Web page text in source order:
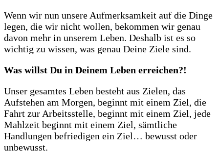
Wenn wir nun unsere Aufmerksamkeit auf die Dinge
legen, die wir nicht wollen, bekommen wir genau
davon mehr in unserem Leben. Deshalb ist es so
wichtig zu wissen, was genau Deine Ziele sind.
Was willst Du in Deinem Leben erreichen?!
Unser gesamtes Leben besteht aus Zielen, das
Aufstehen am Morgen, beginnt mit einem Ziel, die
Fahrt zur Arbeitsstelle, beginnt mit einem Ziel, jede
Mahlzeit beginnt mit einem Ziel, sämtliche
Handlungen befriedigen ein Ziel… bewusst oder
unbewusst.